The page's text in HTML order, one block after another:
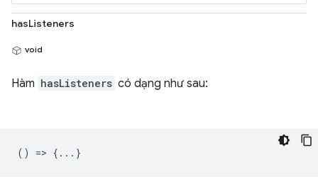
hasListeners
void
Hàm hasListeners có dạng như sau:
() => {...}